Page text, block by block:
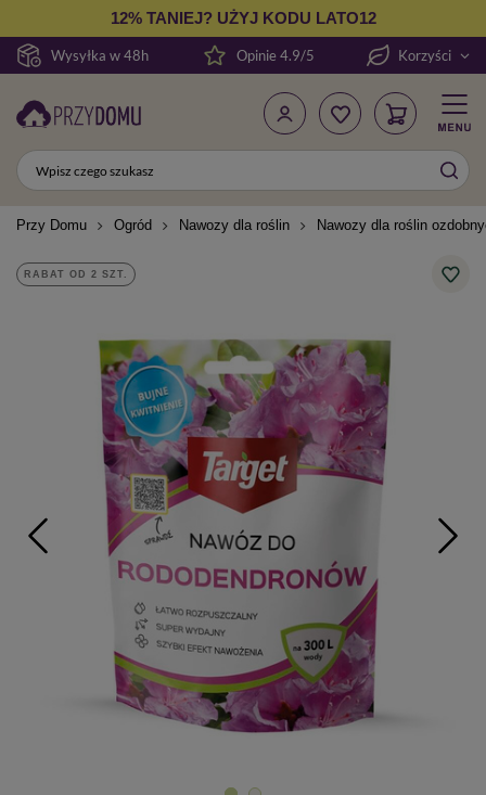
Wysyłka w 48h
12% TANIEJ? UŻYJ KODU LATO12
Opinie 4.9/5 Korzyści
Przy Domu Ogród Nawozy dla roślin Nawozy dla roślin
RABAT OD 2 SZT.